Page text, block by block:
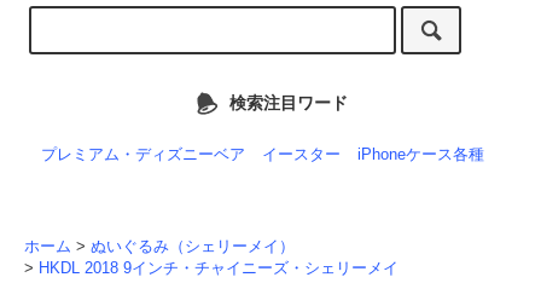
検索注目ワード
プレミアム・ディズニーベア イースター iPhoneケース各種
ホーム > ぬいぐるみ（シェリーメイ）
> HKDL 2018 9インチ・チャイニーズ・シェリーメイ